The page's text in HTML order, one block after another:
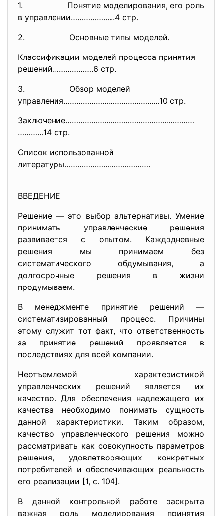
1. Понятие моделирования, его роль
в управлении……………......4 стр.
2. Основные типы моделей.
Классификации моделей процесса принятия
решений……………….6 стр.
3. Обзор моделей
управления…………………………………...…10 стр.
Заключение……………………………………………………
…………14 стр.
Список использованной
литературы………………………………….
ВВЕДЕНИЕ
Решение — это выбор альтернативы. Умение
принимать управленческие решения
развивается с опытом. Каждодневные
решения мы принимаем без
систематического обдумывания, а
долгосрочные решения в жизни
продумываем.
В менеджменте принятие решений —
систематизированный процесс. Причины
этому служит тот факт, что ответственность
за принятие решений проявляется в
последствиях для всей компании.
Неотъемлемой характеристикой
управленческих решений является их
качество. Для обеспечения надлежащего их
качества необходимо понимать сущность
данной характеристики. Таким образом,
качество управленческого решения можно
рассматривать как совокупность параметров
решения, удовлетворяющих конкретных
потребителей и обеспечивающих реальность
его реализации [1, с. 104].
В данной контрольной работе раскрыта
важная роль моделирования принятия